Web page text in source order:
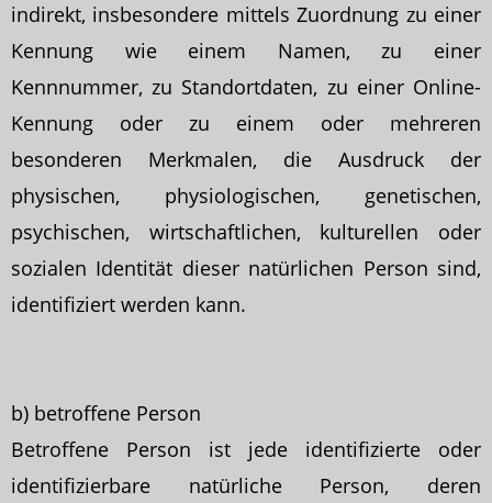
indirekt, insbesondere mittels Zuordnung zu einer
Kennung wie einem Namen, zu einer
Kennnummer, zu Standortdaten, zu einer Online-
Kennung oder zu einem oder mehreren
besonderen Merkmalen, die Ausdruck der
physischen, physiologischen, genetischen,
psychischen, wirtschaftlichen, kulturellen oder
sozialen Identität dieser natürlichen Person sind,
identifiziert werden kann.
b) betroffene Person
Betroffene Person ist jede identifizierte oder
identifizierbare natürliche Person, deren